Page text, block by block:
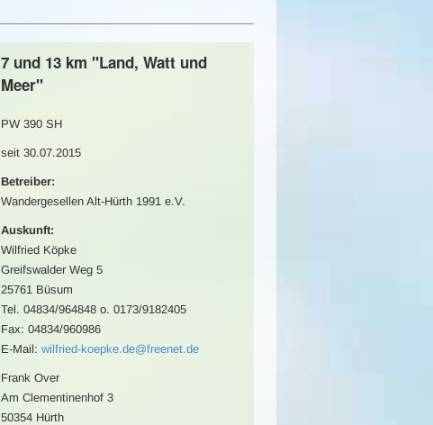
7 und 13 km "Land, Watt und
Meer"
PW 390 SH
seit 30.07.2015
Betreiber:
Wandergesellen Alt-Hürth 1991 e.V.
Auskunft:
Wilfried Köpke
Greifswalder Weg 5
25761 Büsum
Tel. 04834/964848 o. 0173/9182405
Fax: 04834/960986
E-Mail: wilfried-koepke.de@freenet.de
Frank Over
Am Clementinenhof 3
50354 Hürth